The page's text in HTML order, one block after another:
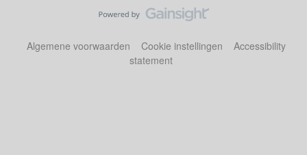
Algemene voorwaarden Cookie instellingen
Accessibility
statement